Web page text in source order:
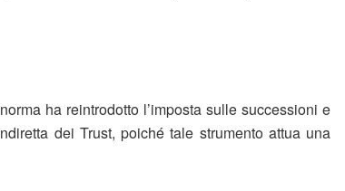
ha reintrodotto l’imposta sulle successioni e
dei Trust, poiché tale strumento attua una